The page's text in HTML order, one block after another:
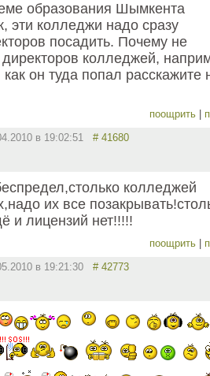
образования Шымкента
эти колледжи надо сразу
посадить. Почему не
колледжей,
он туда попал расскажите
поощрить
в 19:02:51 # 41680
колледжей
их все
и лицензий нет!!!!!
поощрить
в 19:21:30 # 42773